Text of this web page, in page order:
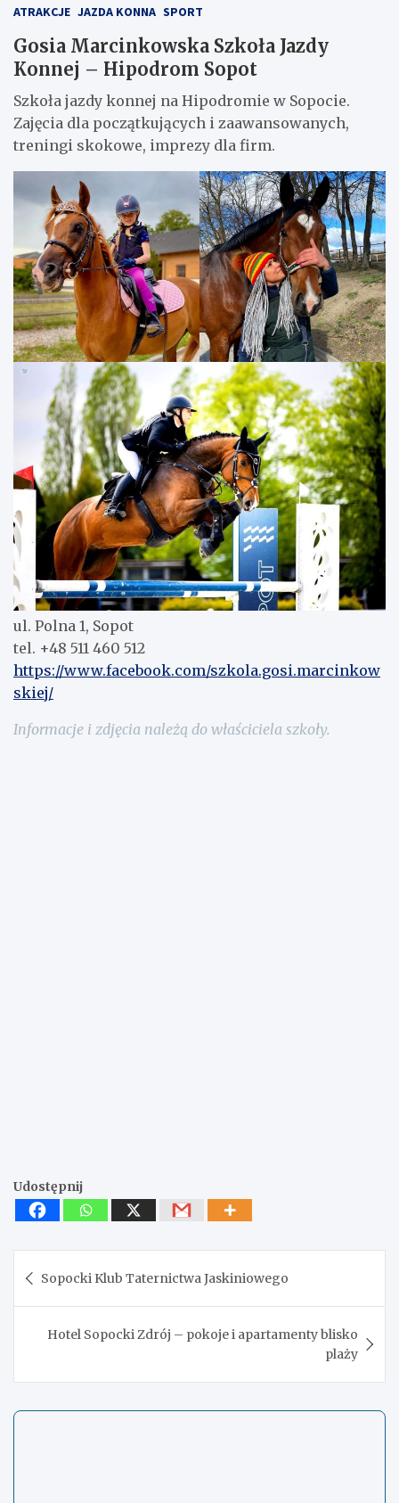
ATRAKCJE JAZDA KONNA SPORT
Gosia Marcinkowska Szkoła Jazdy
Konnej – Hipodrom Sopot
Szkoła jazdy konnej na Hipodromie w Sopocie.
Zajęcia dla początkujących i zaawansowanych,
treningi skokowe, imprezy dla firm.
ul. Polna 1, Sopot
tel. +48 511 460 512
https://www.facebook.com/szkola.gosi.marcinkow
skiej/
Informacje i zdjęcia należą do właściciela szkoły.
Udostępnij
wpisu
Sopocki Klub Taternictwa Jaskiniowego
Hotel Sopocki Zdrój – pokoje i apartamenty blisko
plaży